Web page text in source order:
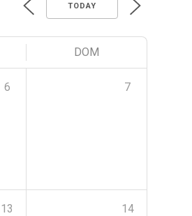
TODAY
DOM
6 7
13 14